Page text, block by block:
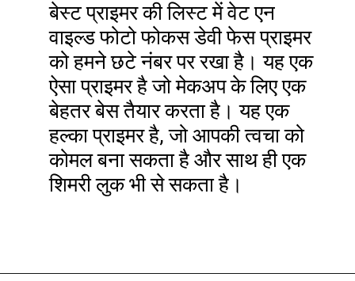
बेस्ट प्राइमर की लिस्ट में वेट एन
वाइल्ड फोटो फोकस डेवी फेस प्राइमर
को हमने छटे नंबर पर रखा है। यह एक
ऐसा प्राइमर है जो मेकअप के लिए एक
बेहतर बेस तैयार करता है। यह एक
हल्का प्राइमर है, जो आपकी त्वचा को
कोमल बना सकता है और साथ ही एक
शिमरी लुक भी से सकता है।